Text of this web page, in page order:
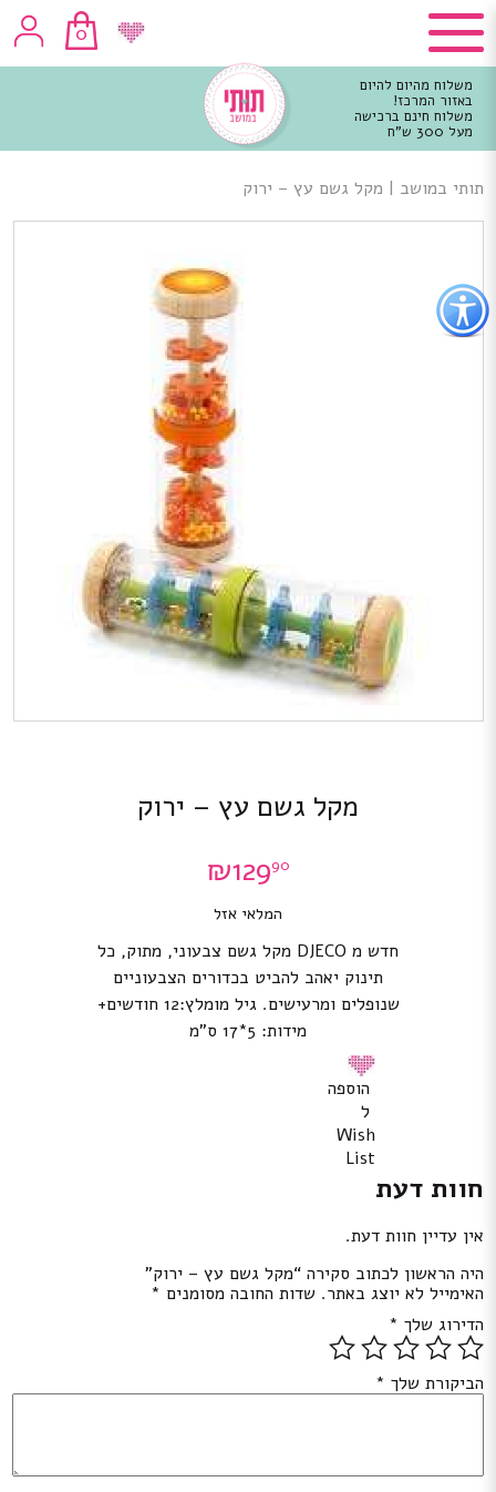
כפתור
לפתיחת
תפריט
נגישות
0
משלוח מהיום להיום
באזור המרכז!
משלוח חינם ברכישה
מעל 300 ש"ח
מרכזי
תותי במושב | מקל גשם עץ – ירוק
מקל גשם עץ – ירוק
₪12990
המלאי אזל
חדש מ DJECO מקל גשם צבעוני, מתוק, כל
תינוק יאהב להביט בכדורים הצבעוניים
שנופלים ומרעישים. גיל מומלץ:12 חודשים+
מידות: 5*17 ס”מ
הוספה
ל
Wish
List
חוות דעת
אין עדיין חוות דעת.
היה הראשון לכתוב סקירה “מקל גשם עץ – ירוק”
האימייל לא יוצג באתר. שדות החובה מסומנים *
הדירוג שלך *
הביקורת שלך *